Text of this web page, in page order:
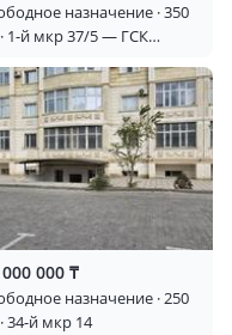
назначение · 350
1-й мкр 37/5 — ГСК
000 ₸
назначение · 250
34-й мкр 14